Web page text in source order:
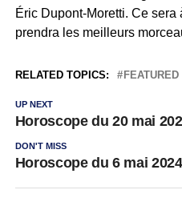
Éric Dupont-Moretti. Ce sera
prendra les meilleurs
RELATED TOPICS: FEATURED
UP NEXT
Horoscope du 20 mai
DON'T MISS
Horoscope du 6 mai 2024